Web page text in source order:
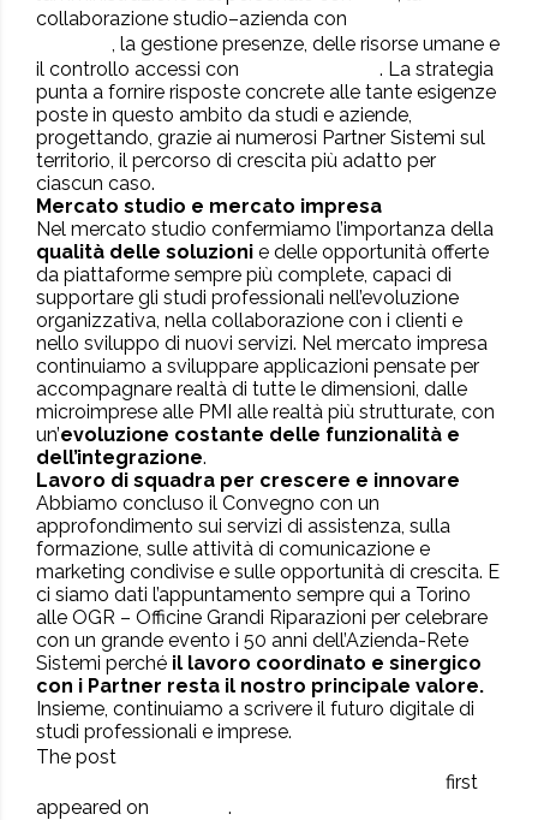
collaborazione studio–azienda con
, la gestione presenze, delle risorse umane e
il controllo accessi con
. La strategia
punta a fornire risposte concrete alle tante esigenze
poste in questo ambito da studi e aziende,
progettando, grazie ai numerosi Partner Sistemi sul
territorio, il percorso di crescita più adatto per
ciascun caso.
Mercato studio e mercato impresa
Nel mercato studio confermiamo l’importanza della
qualità delle soluzioni e delle opportunità offerte
da piattaforme sempre più complete, capaci di
supportare gli studi professionali nell’evoluzione
organizzativa, nella collaborazione con i clienti e
nello sviluppo di nuovi servizi. Nel mercato impresa
continuiamo a sviluppare applicazioni pensate per
accompagnare realtà di tutte le dimensioni, dalle
microimprese alle PMI alle realtà più strutturate, con
un’evoluzione costante delle funzionalità e
dell’integrazione.
Lavoro di squadra per crescere e innovare
Abbiamo concluso il Convegno con un
approfondimento sui servizi di assistenza, sulla
formazione, sulle attività di comunicazione e
marketing condivise e sulle opportunità di crescita. E
ci siamo dati l’appuntamento sempre qui a Torino
alle OGR – Officine Grandi Riparazioni per celebrare
con un grande evento i 50 anni dell’Azienda-Rete
Sistemi perché il lavoro coordinato e sinergico
con i Partner resta il nostro principale valore.
Insieme, continuiamo a scrivere il futuro digitale di
studi professionali e imprese.
The post
first
appeared on
.